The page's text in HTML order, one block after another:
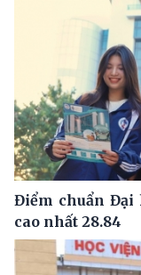
Điểm chuẩn Đại
cao nhất 28.84